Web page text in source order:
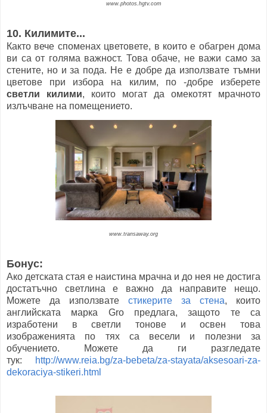
www.photos.hgtv.com
10. Килимите...
Както вече споменах цветовете, в които е обагрен дома
ви са от голяма важност. Това обаче, не важи само за
стените, но и за пода. Не е добре да използвате тъмни
цветове при избора на килим, по -добре изберете
светли килими, които могат да омекотят мрачното
излъчване на помещението.
www.transaway.org
Бонус:
Ако детската стая е наистина мрачна и до нея не достига
достатъчно светлина е важно да направите нещо.
Можете да използвате стикерите за стена, които
английската марка Gro предлага, защото те са
изработени в светли тонове и освен това
изображенията по тях са весели и полезни за
обучението. Можете да ги разгледате
тук:
http://www.reia.bg/za-bebeta/za-stayata/aksesoari-za-
dekoraciya-stikeri.html